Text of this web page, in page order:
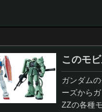
このモ
ガンダム
ーズから
ZZの各種